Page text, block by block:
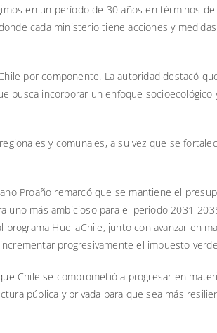
en un período de 30 años en términos
cada ministerio tiene acciones y
por componente. La autoridad destacó
busca incorporar un enfoque
y comunales, a su vez que se
Proaño remarcó que se mantiene el
uno más ambicioso para el periodo 2031-
HuellaChile, junto con avanzar en
progresivamente el impuesto
Chile se comprometió a progresar en
pública y privada para que sea más